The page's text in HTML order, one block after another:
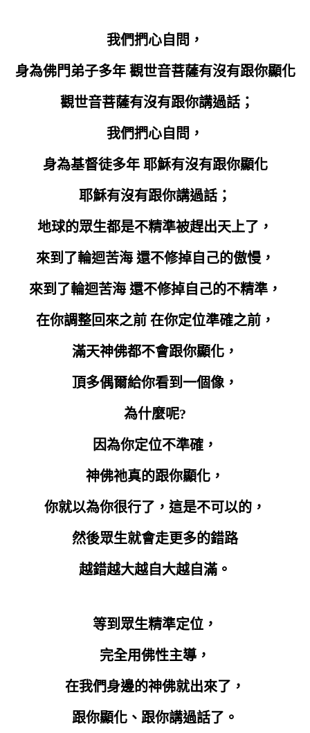
我們捫心自問，
身為佛門弟子多年 觀世音菩薩有沒有跟你顯化
觀世音菩薩有沒有跟你講過話；
我們捫心自問，
身為基督徒多年 耶穌有沒有跟你顯化
耶穌有沒有跟你講過話；
地球的眾生都是不精準被趕出天上了，
來到了輪迴苦海 還不修掉自己的傲慢，
來到了輪迴苦海 還不修掉自己的不精準，
在你調整回來之前 在你定位準確之前，
滿天神佛都不會跟你顯化，
頂多偶爾給你看到一個像，
為什麼呢?
因為你定位不準確，
神佛祂真的跟你顯化，
你就以為你很行了，這是不可以的，
然後眾生就會走更多的錯路
越錯越大越自大越自滿。
等到眾生精準定位，
完全用佛性主導，
在我們身邊的神佛就出來了，
跟你顯化、跟你講過話了。